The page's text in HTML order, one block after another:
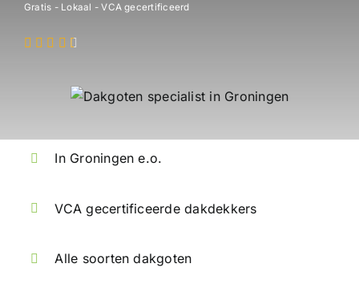
Gratis - Lokaal - VCA gecertificeerd
In Groningen e.o.
VCA gecertificeerde dakdekkers
Alle soorten dakgoten